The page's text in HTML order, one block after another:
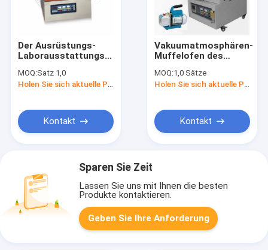
Der Ausrüstungs-
Laborausstattungs-
1200C der hohen
Qualität
MOQ:Satz 1,0
Holen Sie sich aktuelle Preis
Kontakt
Vakuumatmosphären-
Muffelofen des
bis zu 1600.C
MOQ:1,0 Sätze
Holen Sie sich aktuelle Preis
Kontakt
Sparen Sie Zeit
Lassen Sie uns mit Ihnen die besten
Produkte kontaktieren.
Geben Sie Ihre Anforderung